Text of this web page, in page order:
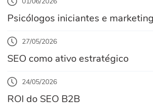
Psicólogos iniciantes e marketing
27/05/2026
SEO como ativo estratégico
24/05/2026
ROI do SEO B2B